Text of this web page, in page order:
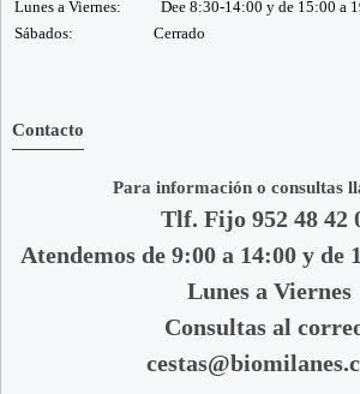
Lunes a Viernes:
Dee 8:30-14:00 y de 15:00 a
Sábados:
Cerrado
Contacto
Para información o consultas
Tlf. Fijo 952 48 42
Atendemos de 9:00 a 14:00 y de
Lunes a Viernes
Consultas al